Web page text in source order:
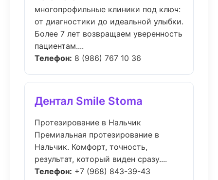
многопрофильные клиники под ключ:
от диагностики до идеальной улыбки.
Более 7 лет возвращаем уверенность
пациентам....
Телефон: 8 (986) 767 10 36
Дентал Smile Stoma
Протезирование в Нальчик
Премиальная протезирование в
Нальчик. Комфорт, точность,
результат, который виден сразу....
Телефон: +7 (968) 843-39-43